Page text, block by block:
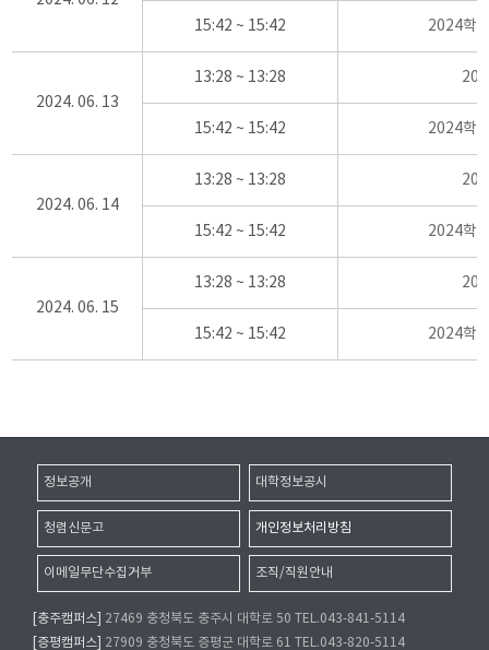
15:42 ~ 15:42 2024학
2024. 06. 13
13:28 ~ 13:28
15:42 ~ 15:42 2024학
2024. 06. 14
13:28 ~ 13:28
15:42 ~ 15:42 2024학
2024. 06. 15
13:28 ~ 13:28
15:42 ~ 15:42 2024학
정보공개 대학정보공시
청렴신문고 개인정보처리방침
이메일무단수집거부 조직/직원안내
[충주캠퍼스]
27469 충청북도 충주시 대학로 50 TEL.043-841-5114
[증평캠퍼스]
27909 충청북도 증평군 대학로 61 TEL.043-820-5114